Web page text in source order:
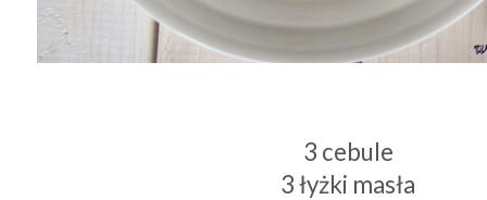
3 cebule
3 łyżki masła